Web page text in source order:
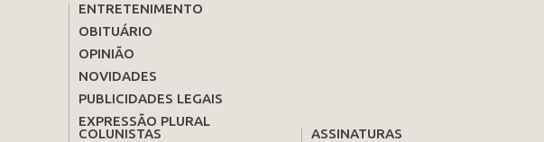
ENTRETENIMENTO
OBITUÁRIO
OPINIÃO
NOVIDADES
PUBLICIDADES LEGAIS
EXPRESSÃO PLURAL
COLUNISTAS
ASSINATURAS